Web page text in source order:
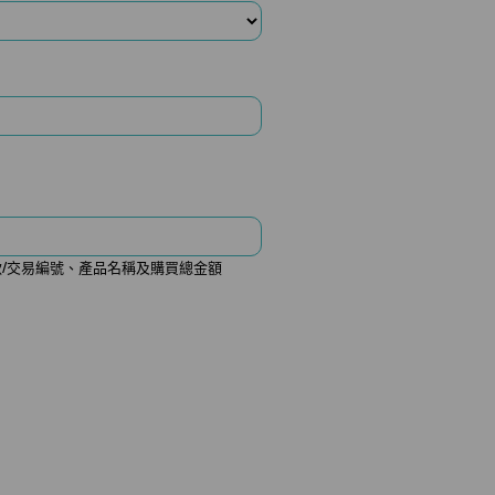
易編號、產品名稱及購買總金額